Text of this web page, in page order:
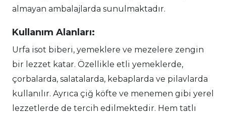
almayan ambalajlarda sunulmaktadır.
Kullanım Alanları:
Urfa isot biberi, yemeklere ve mezelere zengin
bir lezzet katar. Özellikle etli yemeklerde,
çorbalarda, salatalarda, kebaplarda ve pilavlarda
kullanılır. Ayrıca çiğ köfte ve menemen gibi yerel
lezzetlerde de tercih edilmektedir. Hem tatlı